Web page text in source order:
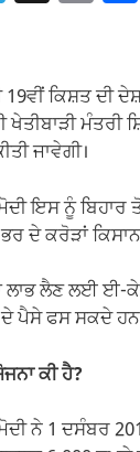
gr
a
m
y
Li
k
19ਵੀਂ ਕਿਸ਼ਤ ਦੀ
ਖੇਤੀਬਾੜੀ ਮੰਤਰੀ
ਜਾਵੇਗੀ।
ਇਸ ਨੂੰ ਬਿਹਾਰ
ਦੇ ਕਰੋੜਾਂ
ਲਾਭ ਲੈਣ ਲਈ ਈ-
ਪੈਸੇ ਫਸ ਸਕਦੇ
ਕੀ ਹੈ?
ਨੇ 1 ਦਸੰਬਰ